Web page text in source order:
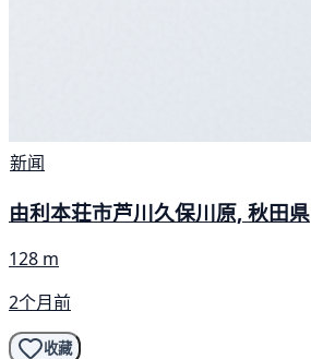
新闻
由利本荘市芦川久保川原, 秋田県
128 m
2个月前
收藏